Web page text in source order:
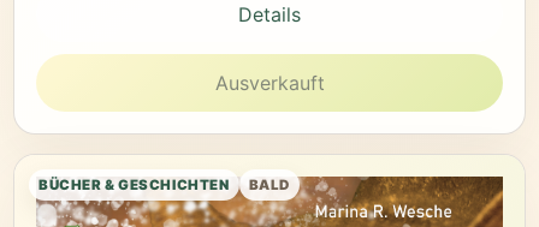
Details
Ausverkauft
BÜCHER & GESCHICHTEN BALD